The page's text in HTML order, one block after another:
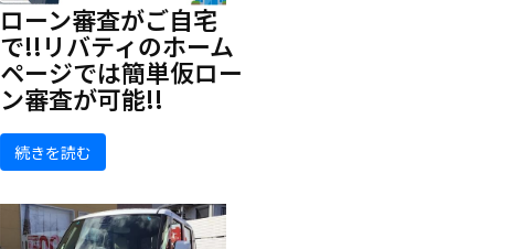
ローン審査がご自宅
で!!リバティのホーム
ページでは簡単仮ロー
ン審査が可能!!
続きを読む